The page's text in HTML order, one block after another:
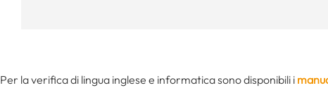
Per la verifica di lingua inglese e informatica sono disponibili i